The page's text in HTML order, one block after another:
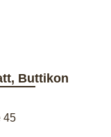
Buttikon
45